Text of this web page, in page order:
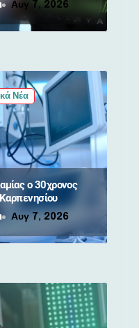
Αυγ 7, 2026
Νέα
ο 30χρονος
Αυγ 7, 2026